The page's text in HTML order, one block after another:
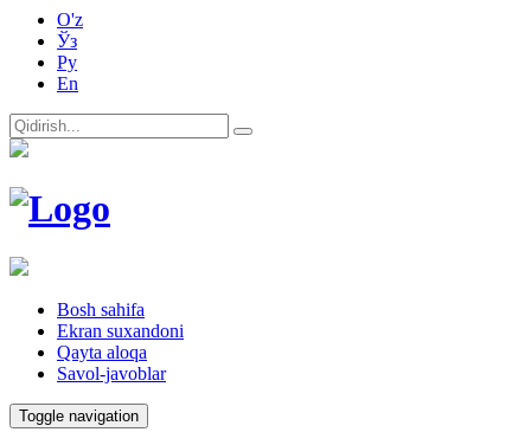
O'z
Ўз
Ру
En
Bosh sahifa
Ekran suxandoni
Qayta aloqa
Savol-javoblar
Toggle navigation